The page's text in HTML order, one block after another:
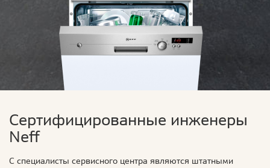
Сертифицированные инженеры
Neff
С специалисты сервисного центра являются штатными